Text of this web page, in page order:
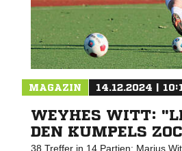
MAGAZIN 14.12.2024 |
WEYHES WITT:
DEN KUMPELS
38 Treffer in 14 Partien: Marius